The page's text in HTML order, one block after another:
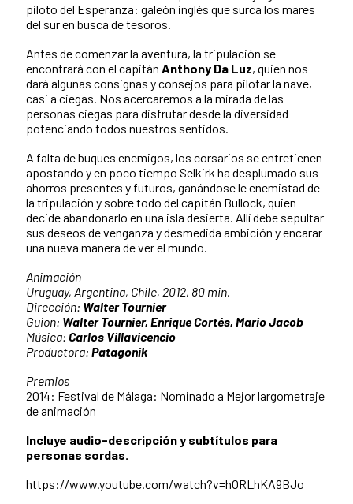
piloto del Esperanza: galeón inglés que surca los mares
del sur en busca de tesoros.
Antes de comenzar la aventura, la tripulación se
encontrará con el capitán Anthony Da Luz, quien nos
dará algunas consignas y consejos para pilotar la nave,
casi a ciegas. Nos acercaremos a la mirada de las
personas ciegas para disfrutar desde la diversidad
potenciando todos nuestros sentidos.
A falta de buques enemigos, los corsarios se entretienen
apostando y en poco tiempo Selkirk ha desplumado sus
ahorros presentes y futuros, ganándose le enemistad de
la tripulación y sobre todo del capitán Bullock, quien
decide abandonarlo en una isla desierta. Allí debe sepultar
sus deseos de venganza y desmedida ambición y encarar
una nueva manera de ver el mundo.
Animación
Uruguay, Argentina, Chile, 2012, 80 min.
Dirección: Walter Tournier
Guion: Walter Tournier, Enrique Cortés, Mario Jacob
Música: Carlos Villavicencio
Productora: Patagonik
Premios
2014: Festival de Málaga: Nominado a Mejor largometraje
de animación
Incluye audio-descripción y subtítulos para
personas sordas.
https://www.youtube.com/watch?v=hORLhKA9BJo